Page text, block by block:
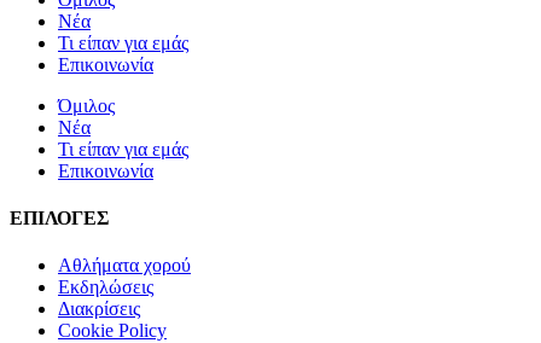
Νέα
Τι είπαν για εμάς
Επικοινωνία
Όμιλος
Νέα
Τι είπαν για εμάς
Επικοινωνία
ΕΠΙΛΟΓΕΣ
Αθλήματα χορού
Εκδηλώσεις
Διακρίσεις
Cookie Policy